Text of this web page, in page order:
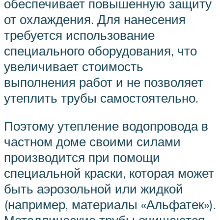
обеспечивает повышенную защиту
от охлаждения. Для нанесения
требуется использование
специального оборудования, что
увеличивает стоимость
выполнения работ и не позволяет
утеплить трубы самостоятельно.
Поэтому утепление водопровода в
частном доме своими силами
производится при помощи
специальной краски, которая может
быть аэрозольной или жидкой
(например, материалы «Альфатек»).